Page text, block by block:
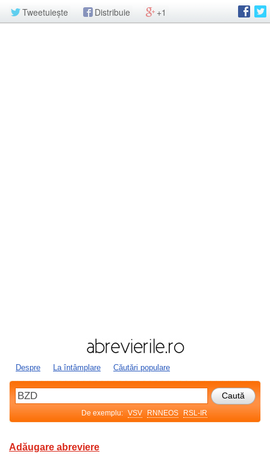
Tweetuiește Distribuie +1
Despre La întâmplare Căutări populare
De exemplu: VSV RNNEOS RSL-IR
Adăugare abreviere